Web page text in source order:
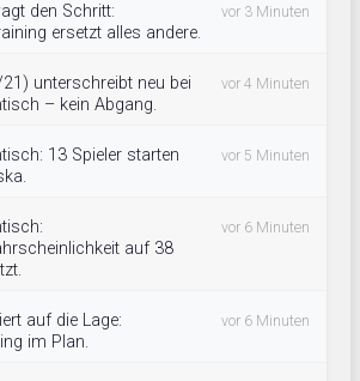
den Schritt:
ersetzt alles andere.
vor 3 Minuten
unterschreibt neu bei
– kein Abgang.
vor 4 Minuten
13 Spieler starten
vor 5 Minuten
auf 38
vor 6 Minuten
auf die Lage:
im Plan.
vor 6 Minuten